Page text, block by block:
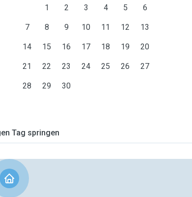
1 2 3 4 5 6
7 8 9 10 11 12 13
14 15 16 17 18 19 20
21 22 23 24 25 26 27
28 29 30
Tag springen